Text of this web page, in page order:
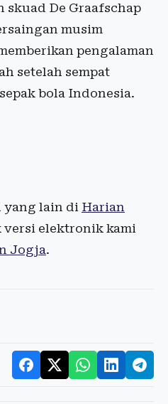
skuad De Graafschap
musim
pengalaman
setelah sempat
bola Indonesia.
yang lain di Harian
versi elektronik kami
Jogja.